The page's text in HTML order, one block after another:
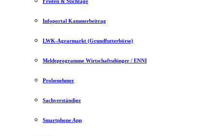
Infoportal Kammerbeitrag
LWK-Agrarmarkt (Grundfutterbörse)
Meldeprogramme Wirtschaftsdünger / ENNI
Probenehmer
Sachverständige
Smartphone App